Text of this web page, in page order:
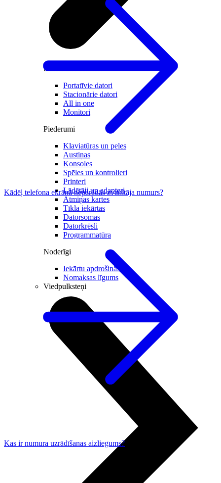
Datori un Monitori
Portatīvie datori
Stacionārie datori
All in one
Monitori
Piederumi
Klaviatūras un peles
Austiņas
Konsoles
Spēles un kontrolieri
Printeri
Lādētāji un adapteri
Atmiņas kartes
Tīkla iekārtas
Datorsomas
Datorkrēsli
Programmatūra
Noderīgi
Iekārtu apdrošināšana
Nomaksas līgums
Viedpulksteņi
Kādēļ telefona ekrānā neparādās zvanītāja numurs?
Kas ir numura uzrādīšanas aizliegums?